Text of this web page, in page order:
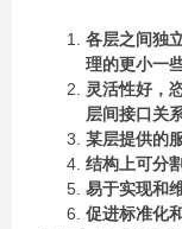
各层之间独
理的更小一
灵活性好，
层间接口关
某层提供的
结构上可分
易于实现和维
促进标准化